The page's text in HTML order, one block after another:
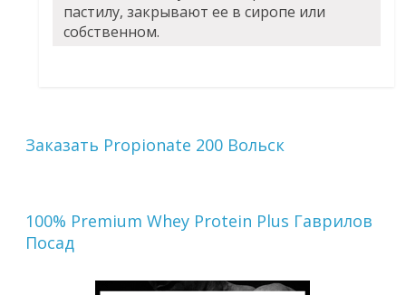
пастилу, закрывают ее в сиропе или
собственном.
Заказать Propionate 200 Вольск
100% Premium Whey Protein Plus Гаврилов
Посад